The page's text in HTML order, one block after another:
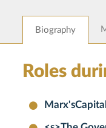
Biography
Roles